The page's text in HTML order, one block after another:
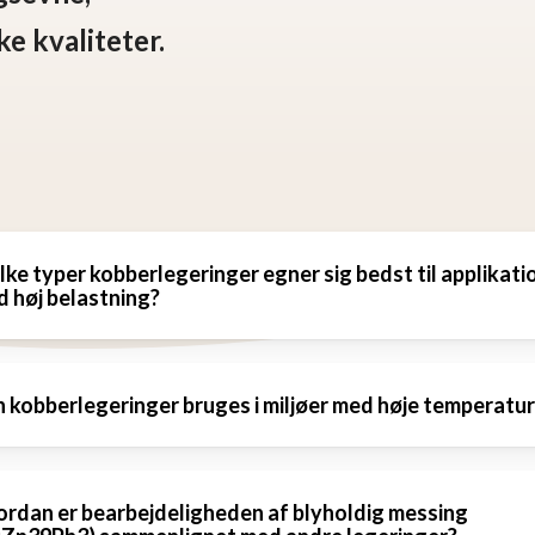
kvaliteter.
typer kobberlegeringer egner sig bedst til
høj belastning?
med høj belastning anbefaler vi
der kræver højere styrke, eller
og holdbarhed.
kobberlegeringer bruges i miljøer med høje
kobberlegeringer som CuCr1Zr bevarer deres
er bearbejdeligheden af blyholdig messing